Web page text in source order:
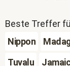
Beste Treffer
Nippon
Tuvalu